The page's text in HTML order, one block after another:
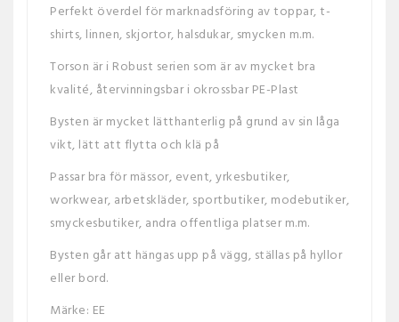
Perfekt överdel för marknadsföring av toppar, t-
shirts, linnen, skjortor, halsdukar, smycken m.m.
Torson är i Robust serien som är av mycket bra
kvalité, återvinningsbar i okrossbar PE-Plast
Bysten är mycket lätthanterlig på grund av sin låga
vikt, lätt att flytta och klä på
Passar bra för mässor, event, yrkesbutiker,
workwear, arbetskläder, sportbutiker, modebutiker,
smyckesbutiker, andra offentliga platser m.m.
Bysten går att hängas upp på vägg, ställas på hyllor
eller bord.
Märke: EE